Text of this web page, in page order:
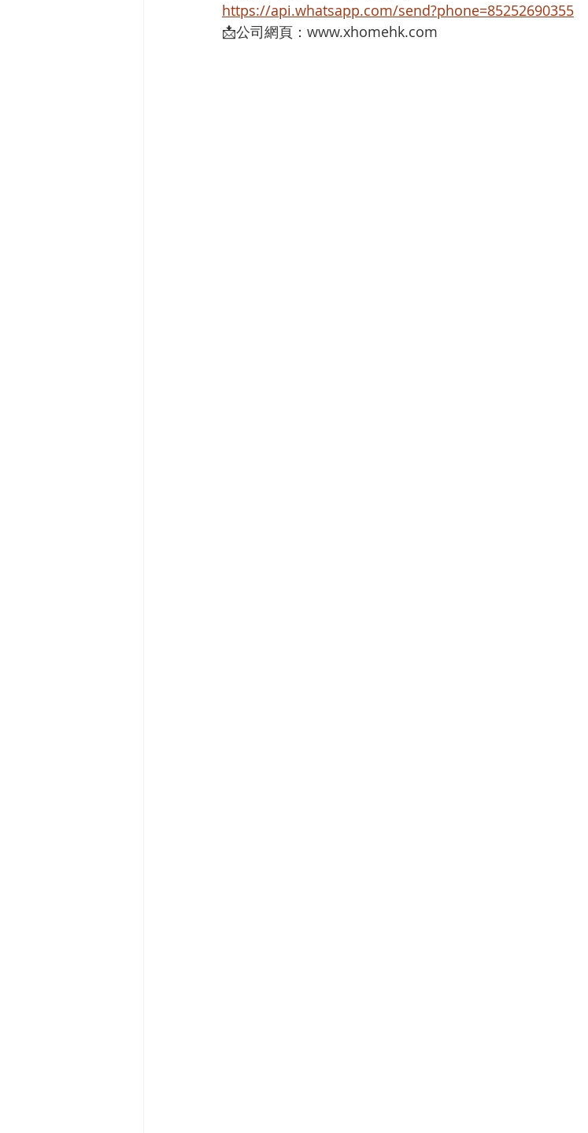
https://api.whatsapp.com/send?phone=85252690355
📩公司網頁：www.xhomehk.com